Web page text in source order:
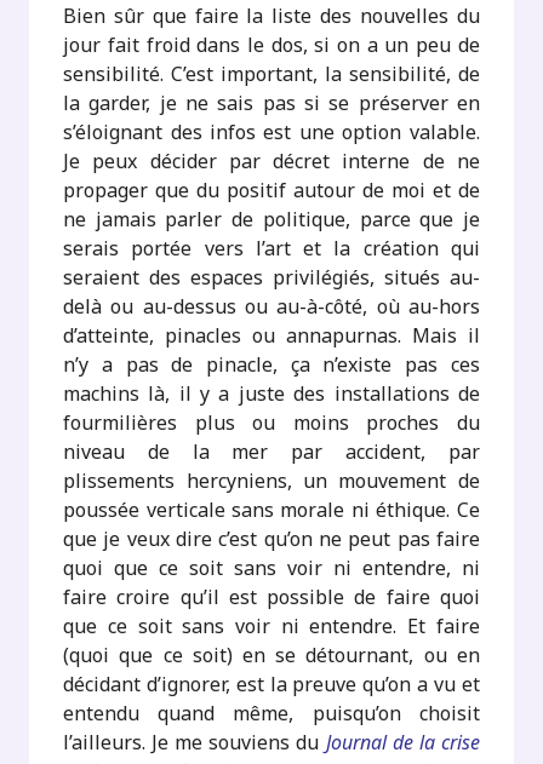
Bien sûr que faire la liste des nouvelles du
jour fait froid dans le dos, si on a un peu de
sensibilité. C’est important, la sensibilité, de
la garder, je ne sais pas si se préserver en
s’éloignant des infos est une option valable.
Je peux décider par décret interne de ne
propager que du positif autour de moi et de
ne jamais parler de politique, parce que je
serais portée vers l’art et la création qui
seraient des espaces privilégiés, situés au-
delà ou au-dessus ou au-à-côté, où au-hors
d’atteinte, pinacles ou annapurnas. Mais il
n’y a pas de pinacle, ça n’existe pas ces
machins là, il y a juste des installations de
fourmilières plus ou moins proches du
niveau de la mer par accident, par
plissements hercyniens, un mouvement de
poussée verticale sans morale ni éthique. Ce
que je veux dire c’est qu’on ne peut pas faire
quoi que ce soit sans voir ni entendre, ni
faire croire qu’il est possible de faire quoi
que ce soit sans voir ni entendre. Et faire
(quoi que ce soit) en se détournant, ou en
décidant d’ignorer, est la preuve qu’on a vu et
entendu quand même, puisqu’on choisit
l’ailleurs. Je me souviens du Journal de la crise